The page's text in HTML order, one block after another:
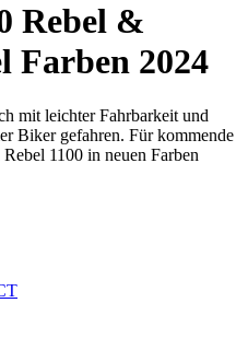
Rebel &
Farben 2024
mit leichter Fahrbarkeit und
Biker gefahren. Für kommende
1100 in neuen Farben